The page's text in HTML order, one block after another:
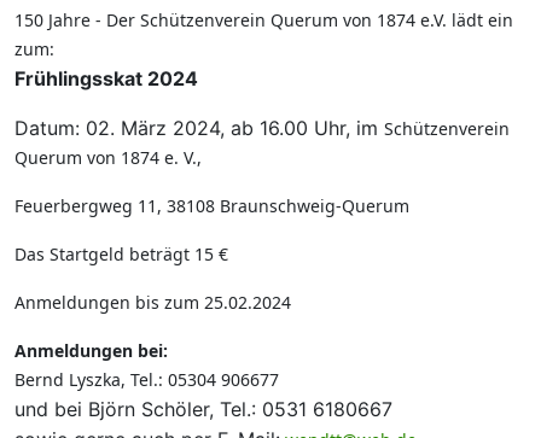
150 Jahre - Der Schützenverein Querum von 1874 e.V. lädt ein
zum:
Frühlingsskat 2024
Datum: 02. März 2024, ab 16.00 Uhr, im Schützenverein
Querum von 1874 e. V.,
Feuerbergweg 11, 38108 Braunschweig-Querum
Das Startgeld beträgt 15 €
Anmeldungen bis zum 25.02.2024
Anmeldungen bei:
Bernd Lyszka, Tel.: 05304 906677
und bei Björn Schöler, Tel.: 0531 6180667